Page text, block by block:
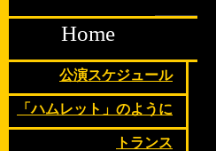
Home
公演スケジュール
「ハムレット」のように
トランス